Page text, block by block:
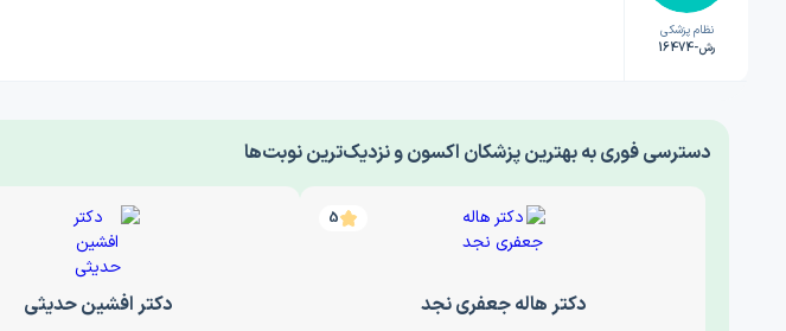
نظام پزشکی
رش-16474
5
دکتر هاله جعفری نجد دکتر افشین حدیثی